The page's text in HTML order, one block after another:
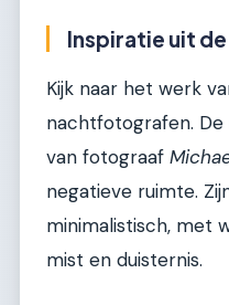
Inspiratie uit
Kijk naar het werk
nachtfotografen.
van fotograaf
negatieve ruimte.
minimalistisch, met
mist en duisternis.